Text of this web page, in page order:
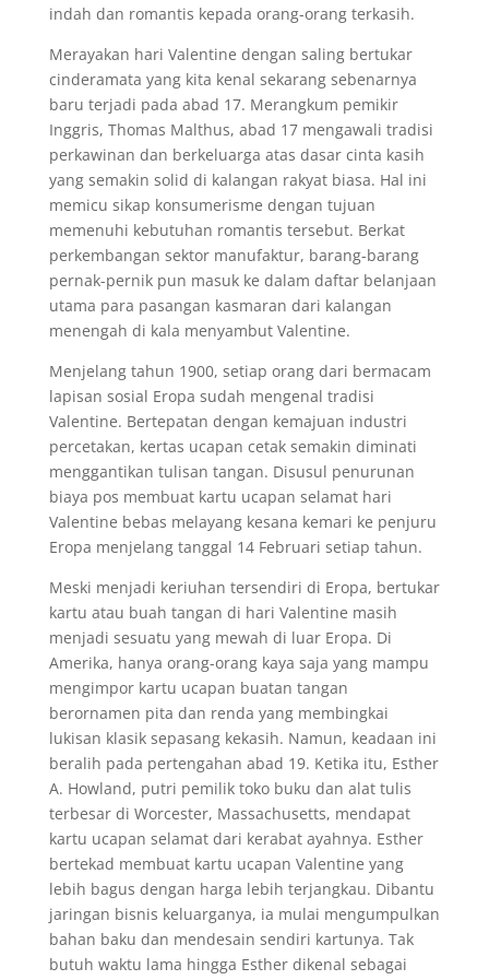
indah dan romantis kepada orang-orang terkasih.
Merayakan hari Valentine dengan saling bertukar
cinderamata yang kita kenal sekarang sebenarnya
baru terjadi pada abad 17. Merangkum pemikir
Inggris, Thomas Malthus, abad 17 mengawali tradisi
perkawinan dan berkeluarga atas dasar cinta kasih
yang semakin solid di kalangan rakyat biasa. Hal ini
memicu sikap konsumerisme dengan tujuan
memenuhi kebutuhan romantis tersebut. Berkat
perkembangan sektor manufaktur, barang-barang
pernak-pernik pun masuk ke dalam daftar belanjaan
utama para pasangan kasmaran dari kalangan
menengah di kala menyambut Valentine.
Menjelang tahun 1900, setiap orang dari bermacam
lapisan sosial Eropa sudah mengenal tradisi
Valentine. Bertepatan dengan kemajuan industri
percetakan, kertas ucapan cetak semakin diminati
menggantikan tulisan tangan. Disusul penurunan
biaya pos membuat kartu ucapan selamat hari
Valentine bebas melayang kesana kemari ke penjuru
Eropa menjelang tanggal 14 Februari setiap tahun.
Meski menjadi keriuhan tersendiri di Eropa, bertukar
kartu atau buah tangan di hari Valentine masih
menjadi sesuatu yang mewah di luar Eropa. Di
Amerika, hanya orang-orang kaya saja yang mampu
mengimpor kartu ucapan buatan tangan
berornamen pita dan renda yang membingkai
lukisan klasik sepasang kekasih. Namun, keadaan ini
beralih pada pertengahan abad 19. Ketika itu, Esther
A. Howland, putri pemilik toko buku dan alat tulis
terbesar di Worcester, Massachusetts, mendapat
kartu ucapan selamat dari kerabat ayahnya. Esther
bertekad membuat kartu ucapan Valentine yang
lebih bagus dengan harga lebih terjangkau. Dibantu
jaringan bisnis keluarganya, ia mulai mengumpulkan
bahan baku dan mendesain sendiri kartunya. Tak
butuh waktu lama hingga Esther dikenal sebagai